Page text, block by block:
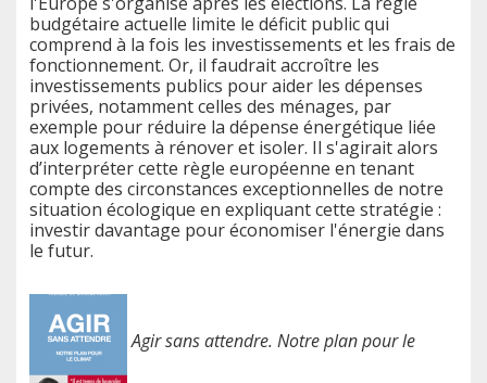
budgétaire actuelle limite le déficit public qui
comprend à la fois les investissements et les frais de
fonctionnement. Or, il faudrait accroître les
investissements publics pour aider les dépenses
privées, notamment celles des ménages, par
exemple pour réduire la dépense énergétique liée
aux logements à rénover et isoler. Il s'agirait alors
d’interpréter cette règle européenne en tenant
compte des circonstances exceptionnelles de notre
situation écologique en expliquant cette stratégie :
investir davantage pour économiser l'énergie dans
le futur.
Agir sans attendre. Notre plan pour le